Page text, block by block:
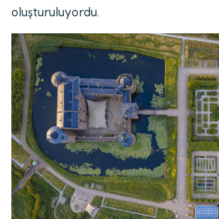
oluşturuluyordu.